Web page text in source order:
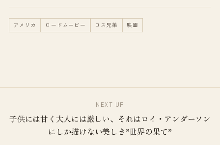
アメリカ ロードムービー ロス兄弟 映画
NEXT UP
子供には甘く大人には厳しい、それはロイ・アンダーソン
にしか描けない美しき”世界の果て”